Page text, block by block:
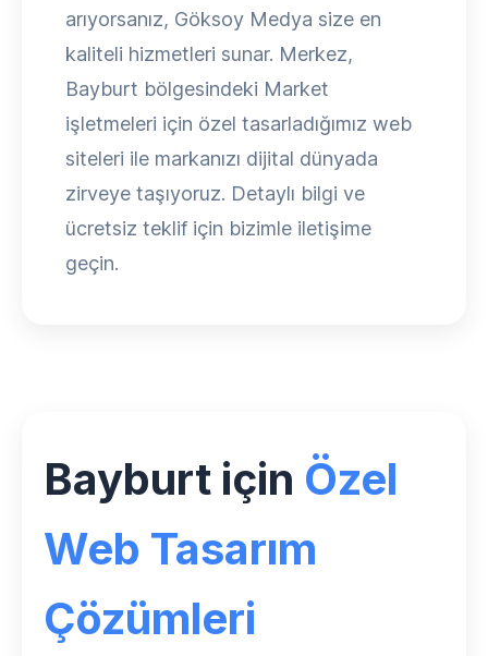
arıyorsanız, Göksoy Medya size en
kaliteli hizmetleri sunar. Merkez,
Bayburt bölgesindeki Market
işletmeleri için özel tasarladığımız web
siteleri ile markanızı dijital dünyada
zirveye taşıyoruz. Detaylı bilgi ve
ücretsiz teklif için bizimle iletişime
geçin.
Bayburt için Özel
Web Tasarım
Çözümleri